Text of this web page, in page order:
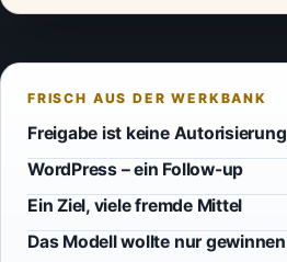
Freigabe ist keine Autorisierung
WordPress – ein Follow-up
Ein Ziel, viele fremde Mittel
Das Modell wollte nur gewinnen